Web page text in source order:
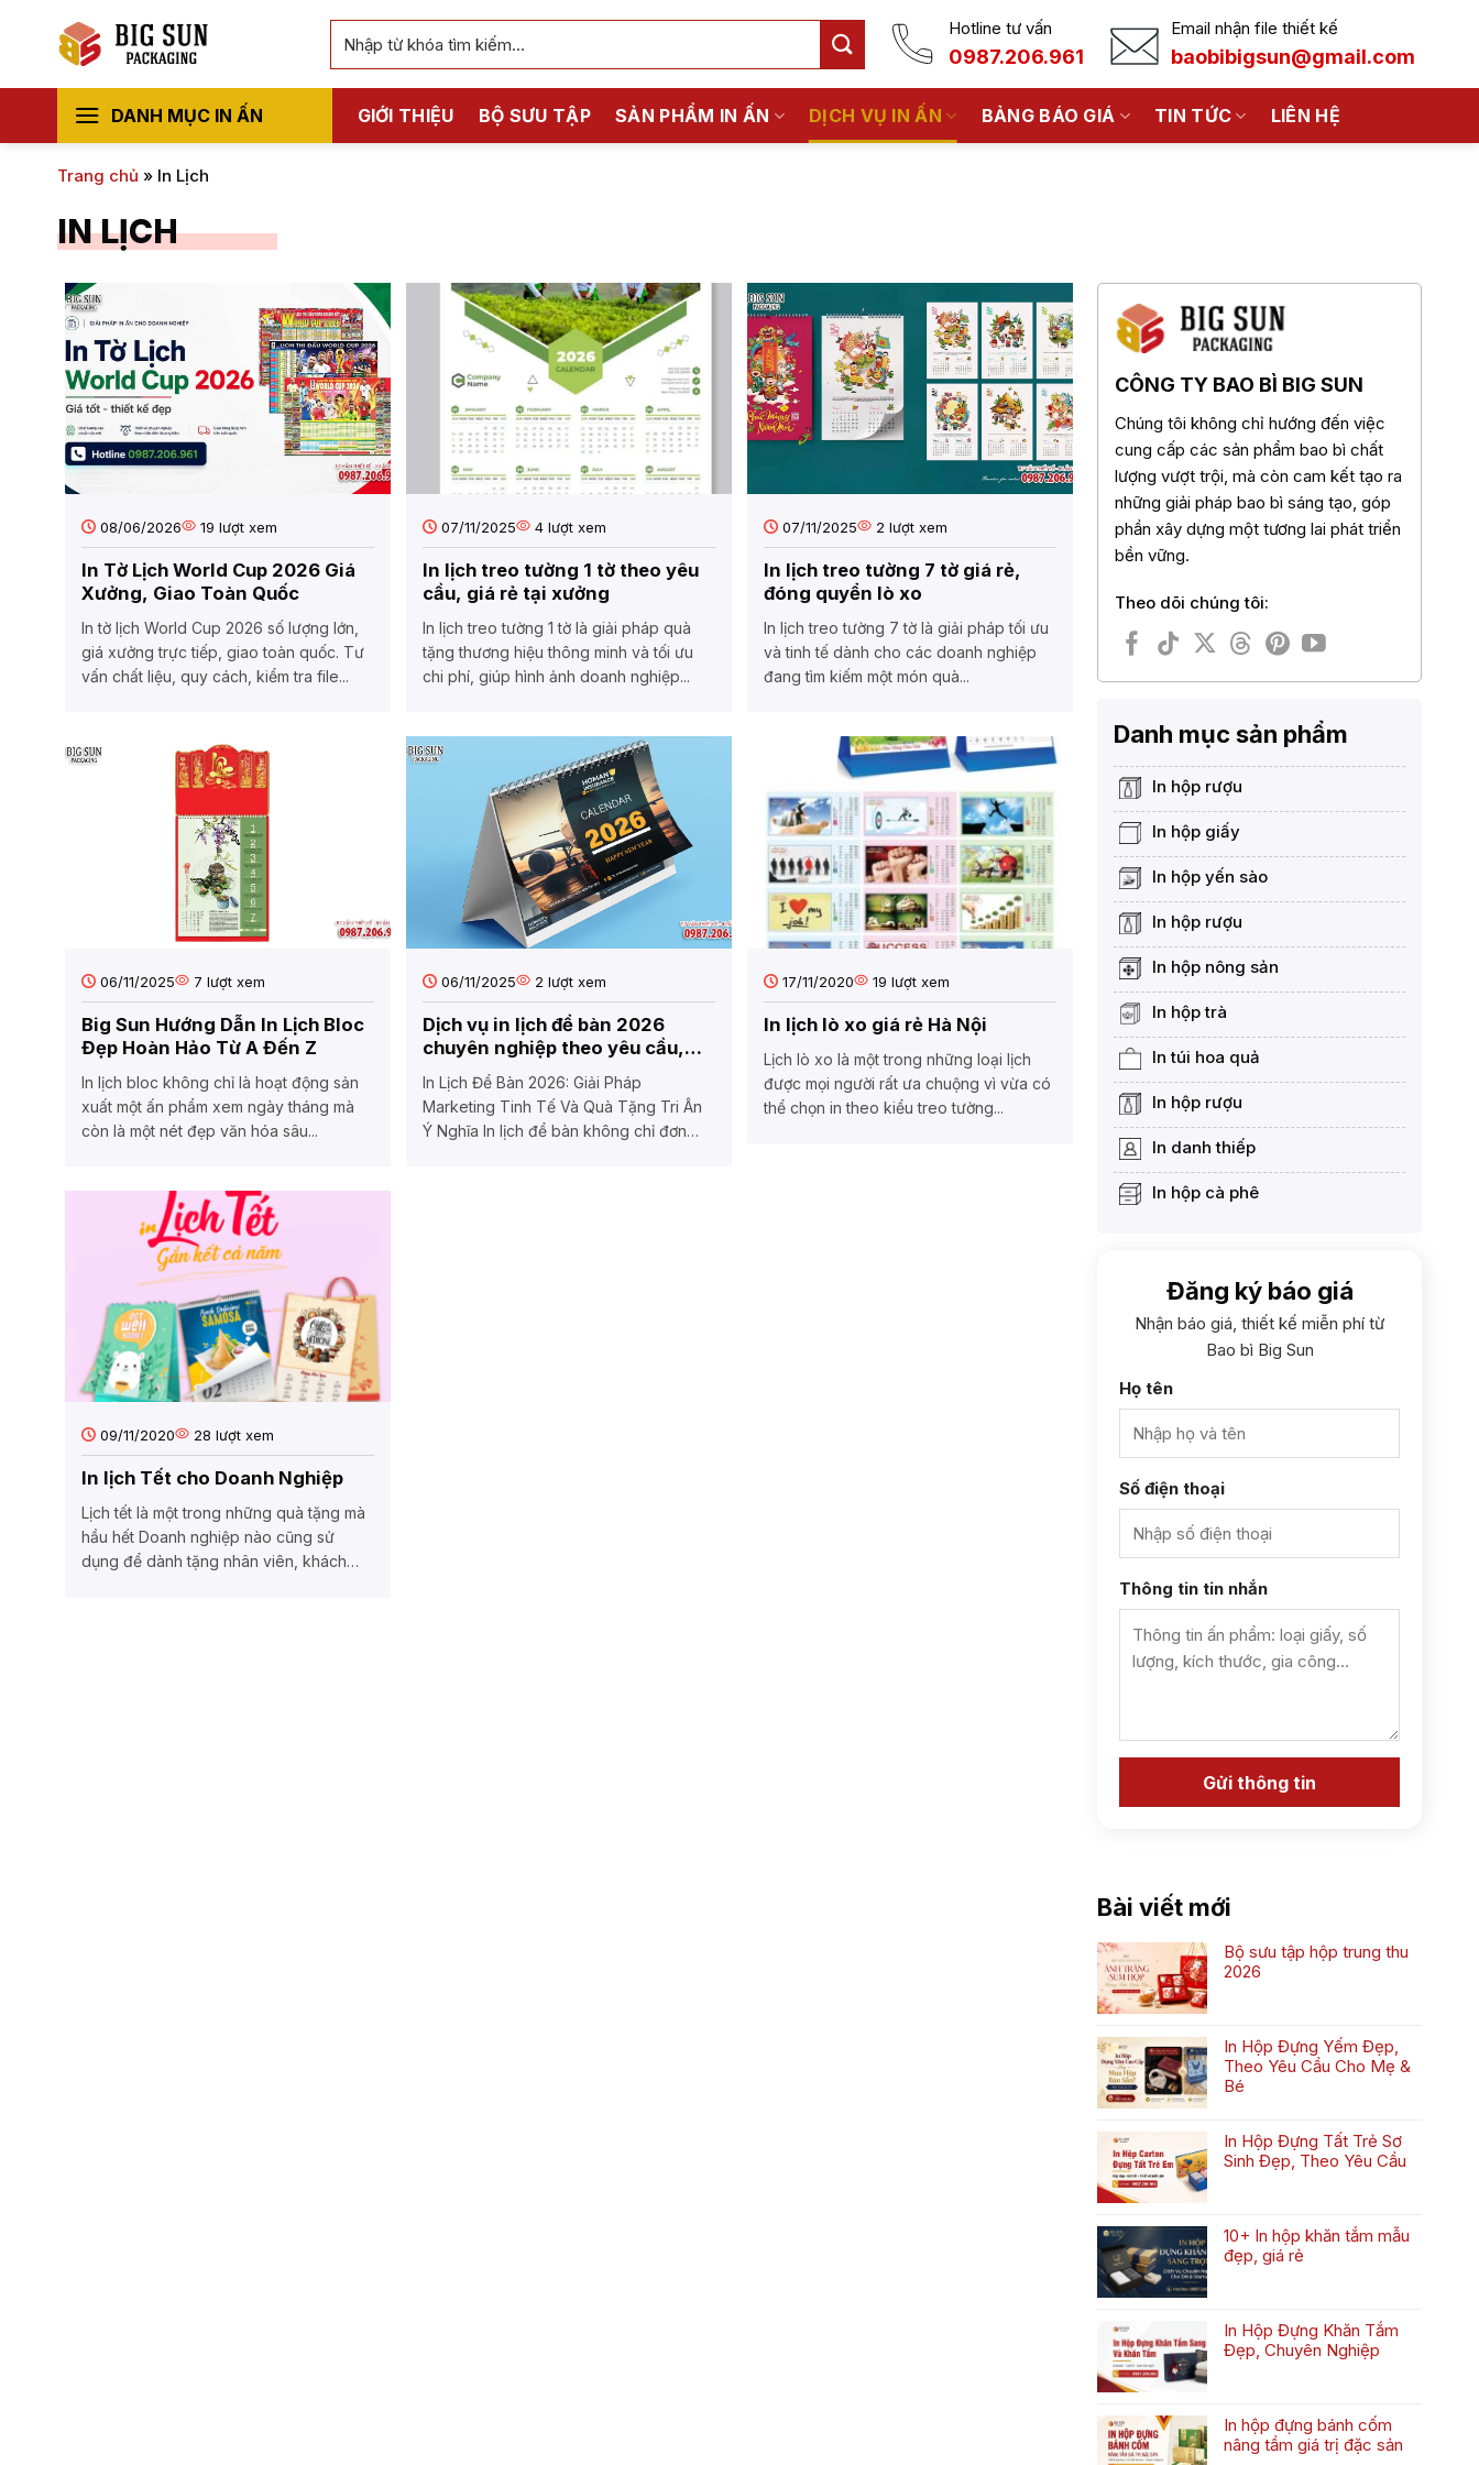
dung
kiếm:
Hotline tư vấn
0987.206.961
Email nhận file thiết kế
baobibigsun@gmail.com
DANH MỤC IN ẤN GIỚI THIỆU BỘ SƯU TẬP SẢN PHẨM IN ẤN DỊCH VỤ IN ẤN BẢNG BÁO GIÁ TIN TỨC LIÊN HỆ
Trang chủ » In Lịch
IN LỊCH
08/06/2026 19 lượt xem
In Tờ Lịch World Cup 2026 Giá
Xưởng, Giao Toàn Quốc
In tờ lịch World Cup 2026 số lượng lớn,
giá xưởng trực tiếp, giao toàn quốc. Tư
vấn chất liệu, quy cách, kiểm tra file...
07/11/2025 4lượt xem
In lịch treo tường 1 tờ theo yêu
cầu, giá rẻ tại xưởng
In lịch treo tường 1 tờ là giải pháp quà
tặng thương hiệu thông minh và tối ưu
chi phí, giúp hình ảnh doanh nghiệp...
07/11/2025 2 lượt xem
In lịch treo tường 7 tờ giá rẻ,
đóng quyển lò xo
In lịch treo tường 7 tờ là giải pháp tối ưu
và tinh tế dành cho các doanh nghiệp
đang tìm kiếm một món quà...
06/11/2025 7 lượt xem
Big Sun Hướng Dẫn In Lịch Bloc
Đẹp Hoàn Hảo Từ A Đến Z
In lịch bloc không chỉ là hoạt động sản
xuất một ấn phẩm xem ngày tháng mà
còn là một nét đẹp văn hóa sâu...
06/11/2025 2 lượt xem
Dịch vụ in lịch để bàn 2026
chuyên nghiệp theo yêu cầu,
giá rẻ uy tín
In Lịch Để Bàn 2026: Giải Pháp
Marketing Tinh Tế Và Quà Tặng Tri Ân
Ý Nghĩa In lịch để bàn không chỉ đơn
17/11/2020 19 lượt xem
In lịch lò xo giá rẻ Hà Nội
Lịch lò xo là một trong những loại lịch
được mọi người rất ưa chuộng vì vừa có
thể chọn in theo kiểu treo tường...
09/11/2020 28 lượt xem
In lịch Tết cho Doanh Nghiệp
Lịch tết là một trong những quà tặng mà
hầu hết Doanh nghiệp nào cũng sử
dụng để dành tặng nhân viên, khách
CÔNG TY BAO BÌ BIG SUN
Chúng tôi không chỉ hướng đến việc
cung cấp các sản phẩm bao bì chất
lượng vượt trội, mà còn cam kết tạo ra
những giải pháp bao bì sáng tạo, góp
phần xây dựng một tương lai phát triển
bền vững.
Theo dõi chúng tôi:
Danh mục sản phẩm
In hộp rượu
In hộp giấy
In hộp yến sào
In hộp rượu
In hộp nông sản
In hộp trà
In túi hoa quả
In hộp rượu
In danh thiếp
In hộp cà phê
Đăng ký báo giá
Nhận báo giá, thiết kế miễn phí từ
Bao bì Big Sun
Họ tên
Số điện thoại
Thông tin tin nhắn
Bài viết mới
Bộ sưu tập hộp trung thu
2026
bình
luận
ở
Bộ
tập
hộp
trung
In Hộp Đựng Yếm Đẹp,
Theo Yêu Cầu Cho Mẹ &
Bé
có
bình
luận
Hộp
Đựng
Yếm
Yêu
Cầu
Bé
In Hộp Đựng Tất Trẻ Sơ
Sinh Đẹp, Theo Yêu Cầu
bình
luận
ở
Đựng
Tất
Trẻ
Đẹp,
Theo
10+ In hộp khăn tắm mẫu
đẹp, giá rẻ
bình
luận
ở
hộp
khăn
tắm
In Hộp Đựng Khăn Tắm
Đẹp, Chuyên Nghiệp
bình
luận
ở
In hộp đựng bánh cốm
nâng tầm giá trị đặc sản